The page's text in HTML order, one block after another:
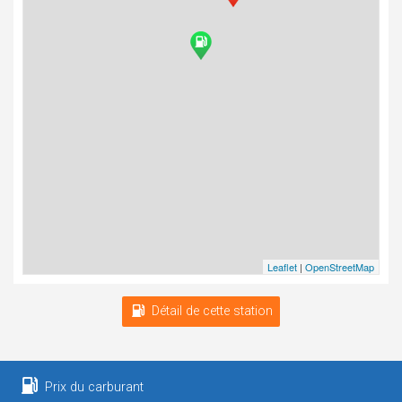
Leaflet | OpenStreetMap
Détail de cette station
Prix du carburant